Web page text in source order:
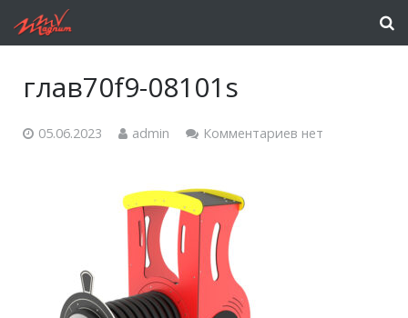
глав70f9-08101s
05.06.2023 admin Комментариев нет